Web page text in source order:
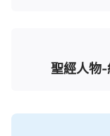
聖經人物